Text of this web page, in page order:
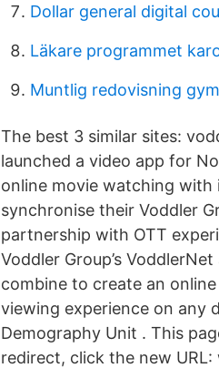
Dollar general digital
Läkare programmet
Muntlig redovisning
The best 3 similar sites:
launched a video app for
online movie watching
synchronise their Voddler
partnership with OTT
Voddler Group’s
combine to create an
viewing experience on any
Demography Unit . This
redirect, click the new